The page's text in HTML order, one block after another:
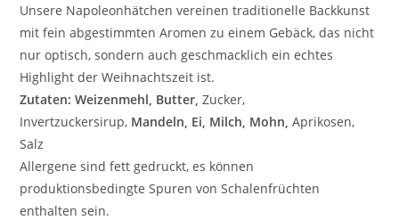
Unsere Napoleonhätchen vereinen traditionelle Backkunst
mit fein abgestimmten Aromen zu einem Gebäck, das nicht
nur optisch, sondern auch geschmacklich ein echtes
Highlight der Weihnachtszeit ist.
Zutaten: Weizenmehl, Butter, Zucker,
Invertzuckersirup, Mandeln , Ei, Milch, Mohn,Aprikosen,
Salz
Allergene sind fett gedruckt, es können
produktionsbedingte Spuren von Schalenfrüchten
enthalten sein.